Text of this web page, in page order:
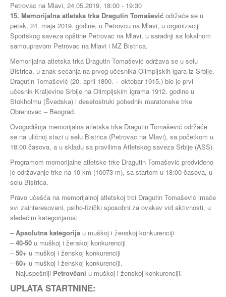
Petrovac na Mlavi, 24.05.2019, 18:00 - 19:30
15. Memorijalna atletska trka Dragutin Tomašević održaće se u
petak, 24. maja 2019. godine, u Petrovcu na Mlavi, u organizaciji
Sportskog saveza opštine Petrovac na Mlavi, u saradnji sa lokalnom
samoupravom Petrovac na Mlavi i MZ Bistrica.
Memorijalna atletska trka Dragutin Tomašević održava se u selu
Bistrica, u znak sećanja na prvog učesnika Olimpijskih igara iz Srbije.
Dragutin Tomašević (20. april 1890. – oktobar 1915.) bio je prvi
učesnik Kraljevine Srbije na Olimpijskim igrama 1912. godine u
Stokholmu (Švedska) i desetostruki pobednik maratonske trke
Obrenovac – Beograd.
Ovogodišnja memorijalna atletska trka Dragutin Tomašević održaće
se na uličnoj stazi u selu Bistrica (Petrovac na Mlavi), sa početkom u
18:00 časova, a u skladu sa pravilima Atletskog saveza Srbije (ASS).
Programom memorijalne atletske trke Dragutin Tomašević predviđeno
je održavanje trke na 10 km (10073 m), sa startom u 18:00 časova, u
selu Bistrica.
Pravo učešća na memorijalnoj atletskoj trci Dragutin Tomašević imaće
svi zainteresovani, psiho-fizički sposobni za ovakav vid aktivnosti, u
sledećim kategorijama:
–Apsolutna kategorija u muškoj i ženskoj konkurenciji
–40-50 u muškoj i ženskoj konkurenciji
–50+ u muškoj i ženskoj konkurenciji
–60+ u muškoj i ženskoj konkurenciji.
– Najuspešniji Petrovčani u muškoj i ženskoj konkurenciji.
UPLATA STARTNINE: